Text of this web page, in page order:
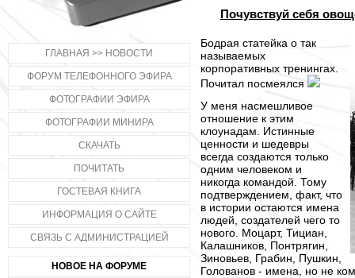
ГЛАВНАЯ >> НОВОСТИ
ФОРУМ ТЕЛЕФОННОГО ЭФИРА
ФОТОГРАФИИ ЭФИРА
ФОТОГРАФИИ МИНИРА
СКАЧАТЬ
ПОЧИТАТЬ
ГОСТЕВАЯ КНИГА
ИНФОРМАЦИЯ О САЙТЕ
СВЯЗЬ С АДМИНИСТРАЦИЕЙ
НОВОЕ НА ФОРУМЕ
Почувствуй себя
Бодрая статейка о так
называемых
корпоративных тренингах.
Почитал посмеялся
У меня насмешливое
отношение к этим
клоунадам. Истинные
ценности и шедевры
всегда создаются только
одним человеком и
никогда командой. Тому
подтверждением, факт, что
в истории остаются имена
людей, создателей чего то
нового. Моцарт, Тициан,
Калашников, Понтрягин,
Зиновьев, Грабин, Пушкин,
Голованов - имена, но не